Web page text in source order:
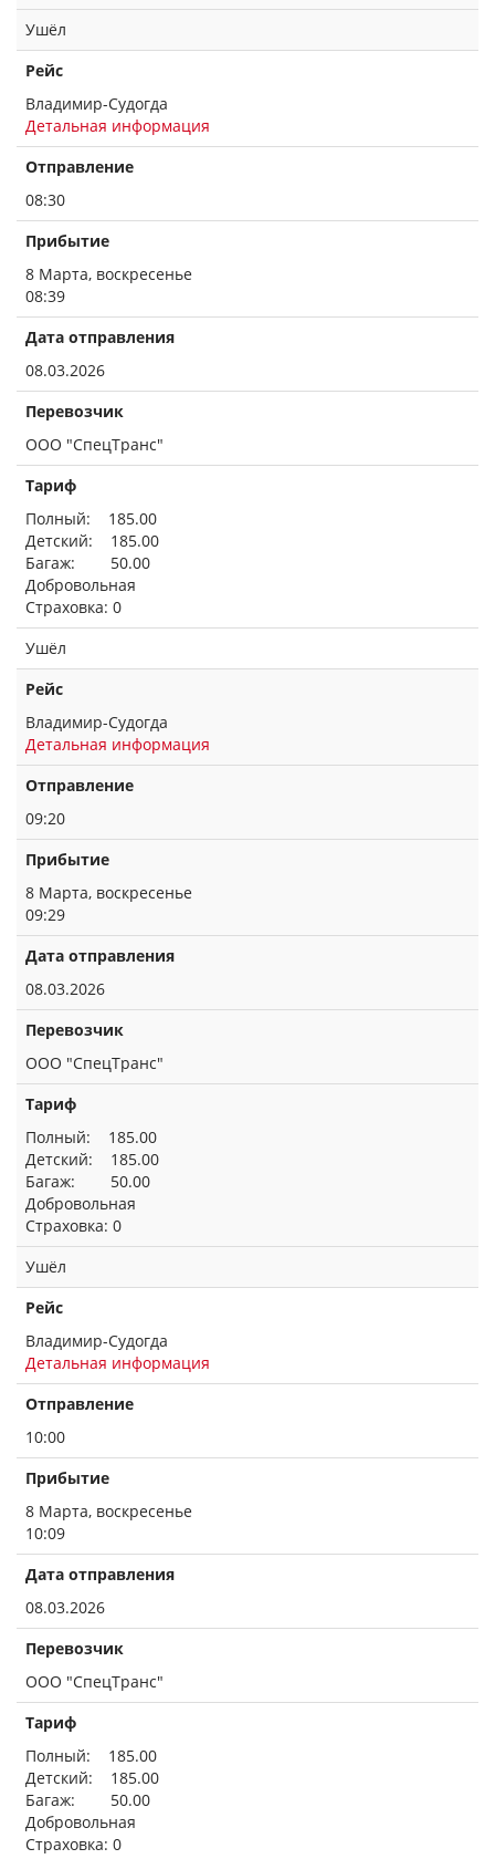
Ушёл
Рейс
Владимир-Судогда
Детальная информация
Отправление
08:30
Прибытие
8 Марта, воскресенье
08:39
Дата отправления
08.03.2026
Перевозчик
ООО "СпецТранс"
Тариф
Полный: 185.00
Детский: 185.00
Багаж: 50.00
Добровольная
Страховка: 0
Ушёл
Рейс
Владимир-Судогда
Детальная информация
Отправление
09:20
Прибытие
8 Марта, воскресенье
09:29
Дата отправления
08.03.2026
Перевозчик
ООО "СпецТранс"
Тариф
Полный: 185.00
Детский: 185.00
Багаж: 50.00
Добровольная
Страховка: 0
Ушёл
Рейс
Владимир-Судогда
Детальная информация
Отправление
10:00
Прибытие
8 Марта, воскресенье
10:09
Дата отправления
08.03.2026
Перевозчик
ООО "СпецТранс"
Тариф
Полный: 185.00
Детский: 185.00
Багаж: 50.00
Добровольная
Страховка: 0